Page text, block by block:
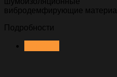
вибродемфирующие
Подробности